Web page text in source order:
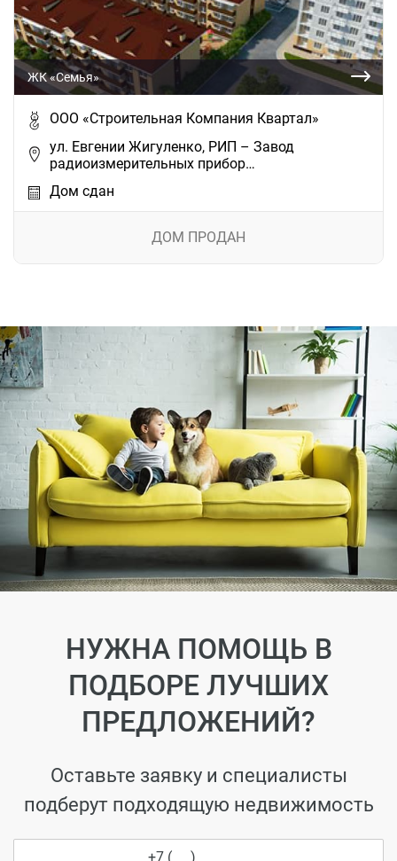
ЖК «Семья»
ООО «Строительная Компания Квартал»
ул. Евгении Жигуленко, РИП – Завод
радиоизмерительных прибор…
Дом сдан
ДОМ ПРОДАН
НУЖНА ПОМОЩЬ В
ПОДБОРЕ ЛУЧШИХ
ПРЕДЛОЖЕНИЙ?
Оставьте заявку и специалисты
подберут подходящую недвижимость